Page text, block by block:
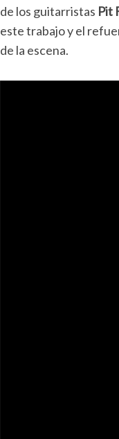
de los guitarristas Pit
este trabajo y el
de la escena.